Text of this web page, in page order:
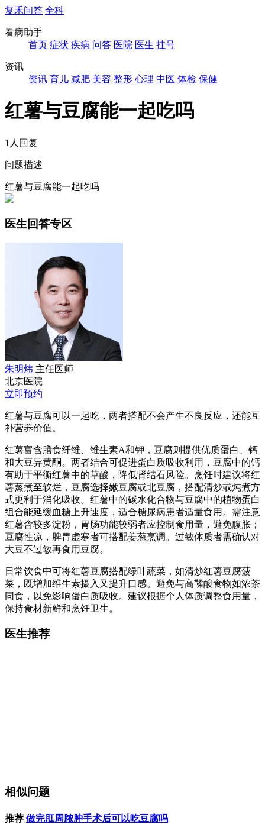
复禾问答 全科
看病助手
首页 症状 疾病 问答 医院 医生 挂号
资讯
资讯 育儿 减肥 美容 整形 心理 中医 体检 保健
红薯与豆腐能一起吃吗
1人回复
问题描述
红薯与豆腐能一起吃吗
医生回答专区
朱明炜 主任医师
北京医院
立即预约
红薯与豆腐可以一起吃，两者搭配不会产生不良反应，还能互
补营养价值。
红薯富含膳食纤维、维生素A和钾，豆腐则提供优质蛋白、钙
和大豆异黄酮。两者结合可促进蛋白质吸收利用，豆腐中的钙
有助于平衡红薯中的草酸，降低肾结石风险。烹饪时建议将红
薯蒸煮至软烂，豆腐选择嫩豆腐或北豆腐，搭配清炒或炖煮方
式更利于消化吸收。红薯中的碳水化合物与豆腐中的植物蛋白
组合能延缓血糖上升速度，适合糖尿病患者适量食用。需注意
红薯含较多淀粉，胃肠功能较弱者应控制食用量，避免腹胀；
豆腐性凉，脾胃虚寒者可搭配姜葱烹调。过敏体质者需确认对
大豆不过敏再食用豆腐。
日常饮食中可将红薯豆腐搭配绿叶蔬菜，如清炒红薯豆腐菠
菜，既增加维生素摄入又提升口感。避免与高鞣酸食物如浓茶
同食，以免影响蛋白质吸收。建议根据个人体质调整食用量，
保持食材新鲜和烹饪卫生。
医生推荐
相似问题
推荐 做完肛周脓肿手术后可以吃豆腐吗